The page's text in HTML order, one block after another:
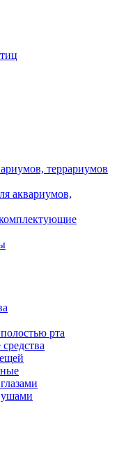
террариумов
аквариумов,
рта
ушами